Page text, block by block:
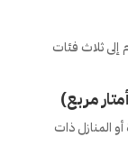
ثلاث فئات
المنازل ذات